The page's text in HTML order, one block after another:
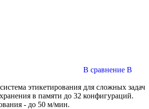
В сравнение В
этикетирования для сложных задач
в памяти до 32 конфигураций.
- до 50 м/мин.